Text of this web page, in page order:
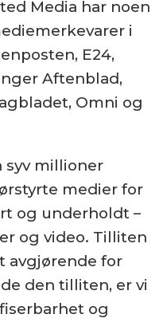
Media har noen
i
E24,
Aftenblad,
Omni og
syv millioner
medier for
og underholdt –
og video. Tilliten
avgjørende for
den tilliten, er vi
og